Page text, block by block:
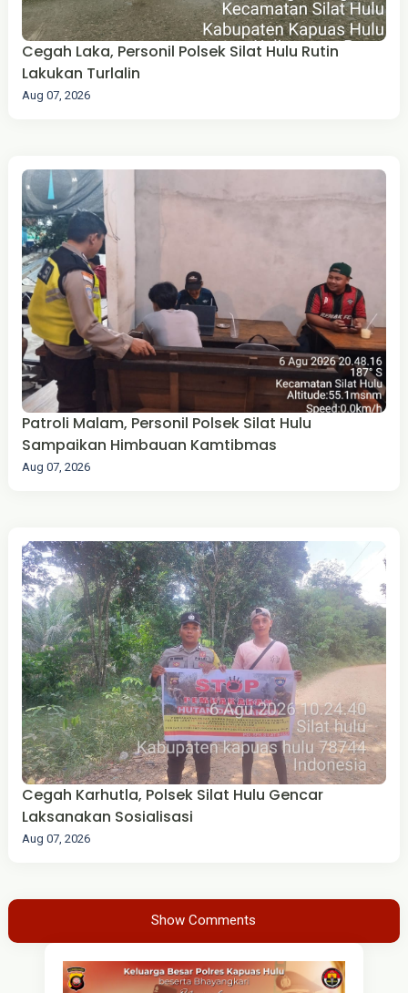
Cegah Laka, Personil Polsek Silat Hulu Rutin
Lakukan Turlalin
Aug 07, 2026
Patroli Malam, Personil Polsek Silat Hulu
Sampaikan Himbauan Kamtibmas
Aug 07, 2026
Cegah Karhutla, Polsek Silat Hulu Gencar
Laksanakan Sosialisasi
Aug 07, 2026
Show Comments